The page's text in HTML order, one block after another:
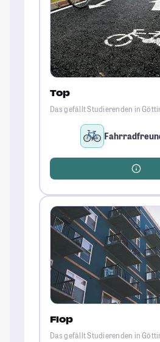
Top
Das gefällt Studierenden in
Flop
Das gefällt Studierenden in